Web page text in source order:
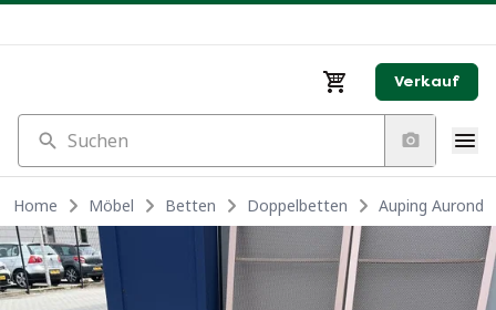
Verkauf
Suchen
Home Möbel Betten Doppelbetten Auping